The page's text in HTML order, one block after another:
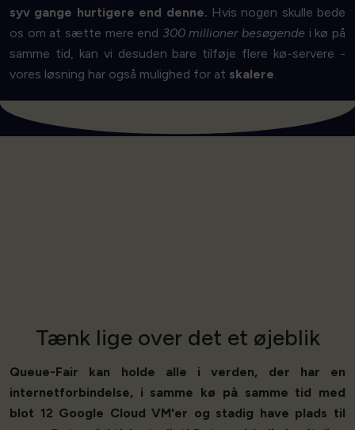
syv gange hurtigere end denne. Hvis nogen skulle bede
os om at sætte mere end 300 millioner besøgende i kø på
samme tid, kan vi desuden bare tilføje flere kø-servere -
vores løsning har også mulighed for at skalere
Tænk lige over det et øjeblik
Queue-Fair kan holde alle i verden, der har en
internetforbindelse, i samme kø på samme tid med
blot 12 Google Cloud VM'er og stadig have plads til